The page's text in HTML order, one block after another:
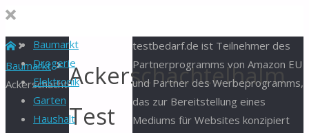
Baumarkt
Drogerie
Elektronik
Garten
Haushalt
Start
Baumarkt
AckerschachtelhalmAckerschachtelhalm
Test
testbedarf.de ist Teilnehmer des
Partnerprogramms von Amazon EU
und Partner des Werbeprogramms,
das zur Bereitstellung eines
Mediums für Websites konzipiert